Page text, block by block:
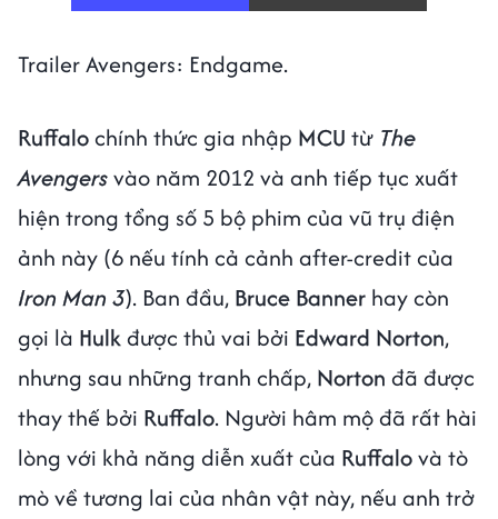
Trailer Avengers: Endgame.
Ruffalochính thức gia nhập MCU từ The
Avengersvào năm 2012 và anh tiếp tục xuất
hiện trong tổng số 5 bộ phim của vũ trụ điện
ảnh này (6 nếu tính cả cảnh after-credit của
Iron Man 3). Ban đầu, Bruce Banner hay còn
gọi là Hulkđược thủ vai bởi Edward Norton,
nhưng sau những tranh chấp, Norton đã được
thay thế bởi Ruffalo. Người hâm mộ đã rất hài
lòng với khả năng diễn xuất của Ruffalovà tò
mò về tương lai của nhân vật này, nếu anh trở